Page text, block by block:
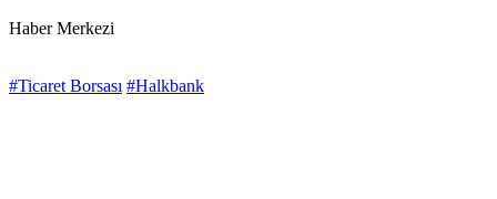
Haber Merkezi
#Ticaret Borsası #Halkbank